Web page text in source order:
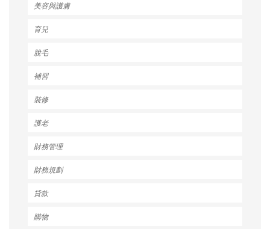
美容與護膚
育兒
脫毛
補習
裝修
護老
財務管理
財務規劃
貸款
購物